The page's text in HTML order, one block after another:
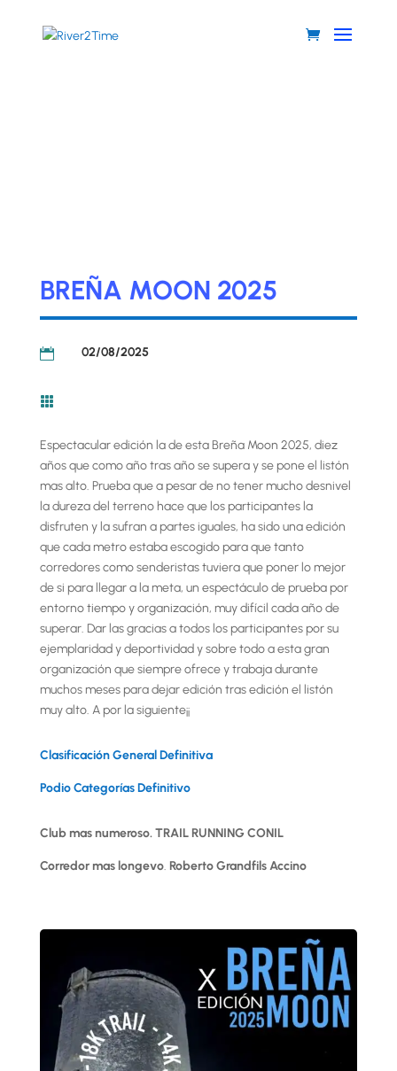
BREÑA MOON 2025
 02/08/2025

Espectacular edición la de esta Breña Moon 2025, diez
años que como año tras año se supera y se pone el listón
mas alto. Prueba que a pesar de no tener mucho desnivel
la dureza del terreno hace que los participantes la
disfruten y la sufran a partes iguales, ha sido una edición
que cada metro estaba escogido para que tanto
corredores como senderistas tuviera que poner lo mejor
de si para llegar a la meta, un espectáculo de prueba por
entorno tiempo y organización, muy difícil cada año de
superar. Dar las gracias a todos los participantes por su
ejemplaridad y deportividad y sobre todo a esta gran
organización que siempre ofrece y trabaja durante
muchos meses para dejar edición tras edición el listón
muy alto. A por la siguiente¡¡
Clasificación General Definitiva
Podio Categorías Definitivo
Club mas numeroso.TRAIL RUNNING CONIL
Corredor mas longevo. Roberto Grandfils Accino